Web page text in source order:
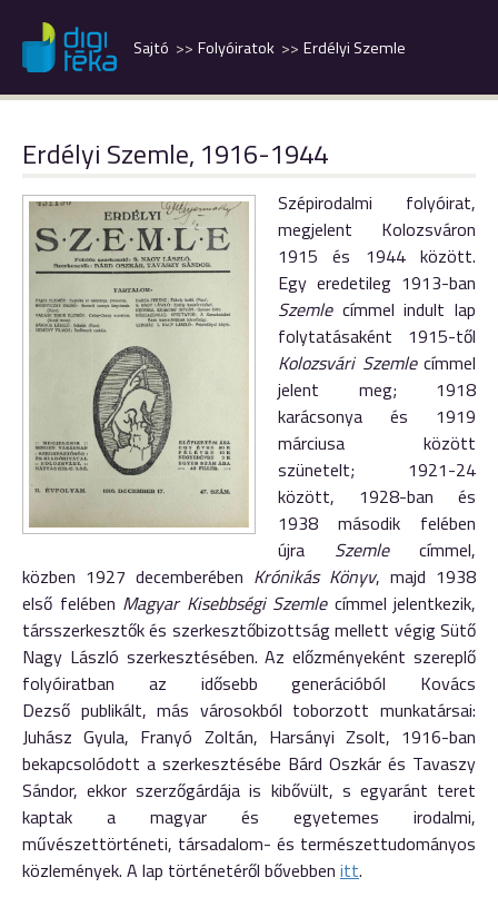
Erdélyi Szemle
Folyóiratok
Sajtó
Erdélyi Szemle, 1916-1944
Szépirodalmi folyóirat,
megjelent Kolozsváron
1915 és 1944 között.
Egy eredetileg 1913-ban
Szemlecímmel indult lap
folytatásaként 1915-től
Kolozsvári Szemle címmel
jelent meg; 1918
karácsonya és 1919
márciusa között
szünetelt; 1921-24
között, 1928-ban és
1938 második felében
újra Szemle címmel,
közben 1927 decemberében Krónikás Könyv, majd 1938
első felében Magyar Kisebbségi Szemlecímmel jelentkezik,
társszerkesztők és szerkesztőbizottság mellett végig Sütő
Nagy László szerkesztésében. Az előzményeként szereplő
folyóiratban az idősebb generációból Kovács
Dezső publikált, más városokból toborzott munkatársai:
Juhász Gyula, Franyó Zoltán, Harsányi Zsolt, 1916-ban
bekapcsolódott a szerkesztésébe Bárd Oszkár és Tavaszy
Sándor, ekkor szerzőgárdája is kibővült, s egyaránt teret
kaptak a magyar és egyetemes irodalmi,
művészettörténeti, társadalom- és természettudományos
közlemények. A lap történetéről bővebben itt.